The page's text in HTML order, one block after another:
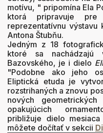
motívu, " pripomína Ela
ktorá pripravuje pre
reprezentatívnu výstavu
Antona Štubňu.
Jedným z 18
ktoré sa
Bazovského, je i dielo
"Podobne ako jeho
Eliptická etuda je
rozstrihaných a znovu
nových
opakujúcich
približuje dielo
môžete dočítať v sekcii